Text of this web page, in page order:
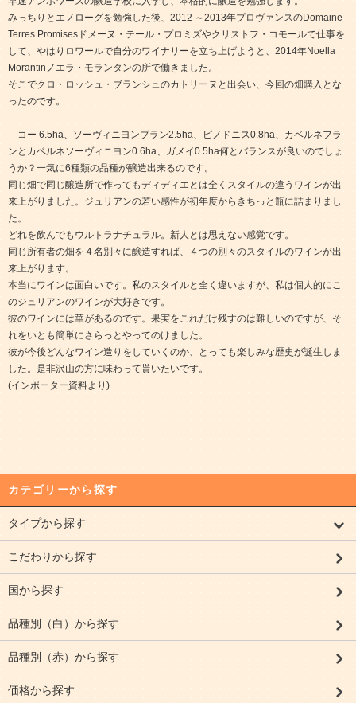
みっちりとエノローグを勉強した後、2012 ～2013年プロヴァンスのDomaine
Terres Promisesドメーヌ・テール・プロミズやクリストフ・コモールで仕事を
して、やはりロワールで自分のワイナリーを立ち上げようと、2014年Noella
Morantinノエラ・モランタンの所で働きました。
そこでクロ・ロッシュ・ブランシュのカトリーヌと出会い、今回の畑購入とな
ったのです。
コー 6.5ha、ソーヴィニヨンブラン2.5ha、ピノドニス0.8ha、カベルネフラ
ンとカベルネソーヴィニヨン0.6ha、ガメイ0.5ha何とバランスが良いのでしょ
うか？一気に6種類の品種が醸造出来るのです。
同じ畑で同じ醸造所で作ってもディディエとは全くスタイルの違うワインが出
来上がりました。ジュリアンの若い感性が初年度からきちっと瓶に詰まりまし
た。
どれを飲んでもウルトラナチュラル。新人とは思えない感覚です。
同じ所有者の畑を４名別々に醸造すれば、４つの別々のスタイルのワインが出
来上がります。
本当にワインは面白いです。私のスタイルと全く違いますが、私は個人的にこ
のジュリアンのワインが大好きです。
彼のワインには華があるのです。果実をこれだけ残すのは難しいのですが、そ
れをいとも簡単にさらっとやってのけました。
彼が今後どんなワイン造りをしていくのか、とっても楽しみな歴史が誕生しま
した。是非沢山の方に味わって貰いたいです。
(インポーター資料より)
カテゴリーから探す
タイプから探す
こだわりから探す
国から探す
品種別（白）から探す
品種別（赤）から探す
価格から探す